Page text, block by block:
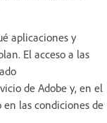
aplicaciones y
El acceso a las
de Adobe y, en el
en las condiciones de